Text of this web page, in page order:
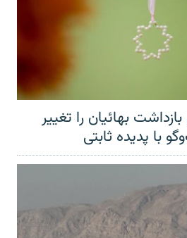
بهائیان را تغییر
با پدیده ثابتی